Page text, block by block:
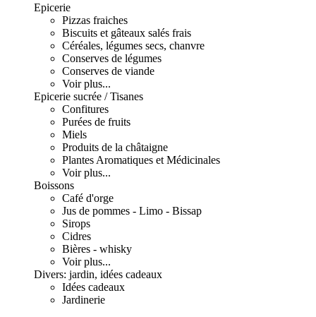
Epicerie
Pizzas fraiches
Biscuits et gâteaux salés frais
Céréales, légumes secs, chanvre
Conserves de légumes
Conserves de viande
Voir plus...
Epicerie sucrée / Tisanes
Confitures
Purées de fruits
Miels
Produits de la châtaigne
Plantes Aromatiques et Médicinales
Voir plus...
Boissons
Café d'orge
Jus de pommes - Limo - Bissap
Sirops
Cidres
Bières - whisky
Voir plus...
Divers: jardin, idées cadeaux
Idées cadeaux
Jardinerie